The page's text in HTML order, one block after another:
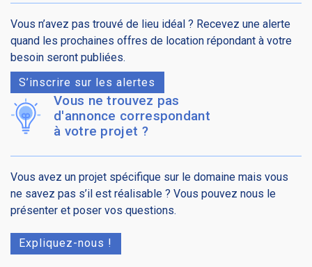
Vous n’avez pas trouvé de lieu idéal ? Recevez une alerte
quand les prochaines offres de location répondant à votre
besoin seront publiées.
S’inscrire sur les alertes
Vous ne trouvez pas
d'annonce correspondant
à votre projet ?
Vous avez un projet spécifique sur le domaine mais vous
ne savez pas s’il est réalisable ? Vous pouvez nous le
présenter et poser vos questions.
Expliquez-nous !